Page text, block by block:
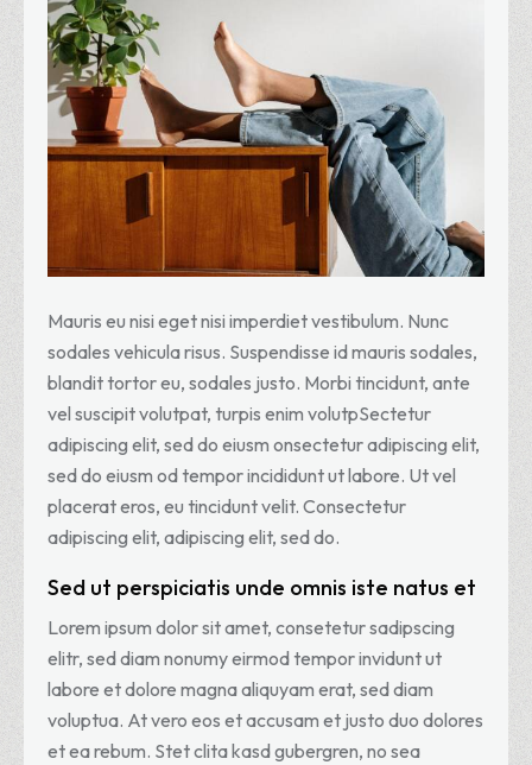
Mauris eu nisi eget nisi imperdiet vestibulum. Nunc
sodales vehicula risus. Suspendisse id mauris sodales,
blandit tortor eu, sodales justo. Morbi tincidunt, ante
vel suscipit volutpat, turpis enim volutpSectetur
adipiscing elit, sed do eiusm onsectetur adipiscing elit,
sed do eiusm od tempor incididunt ut labore. Ut vel
placerat eros, eu tincidunt velit. Consectetur
adipiscing elit, adipiscing elit, sed do.
Sed ut perspiciatis unde omnis iste natus et
Lorem ipsum dolor sit amet, consetetur sadipscing
elitr, sed diam nonumy eirmod tempor invidunt ut
labore et dolore magna aliquyam erat, sed diam
voluptua. At vero eos et accusam et justo duo dolores
et ea rebum. Stet clita kasd gubergren, no sea